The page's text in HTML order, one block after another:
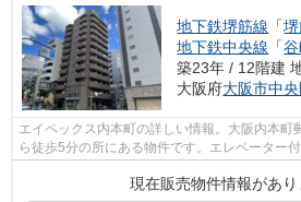
地下鉄堺筋線 「
地下鉄中央線 「
築23年 / 12階建
大阪府大阪市中
エイペックス内本町の詳しい情報。大阪内本町
ら徒歩5分の所にある物件です。エレベーター
現在販売物件情報があり